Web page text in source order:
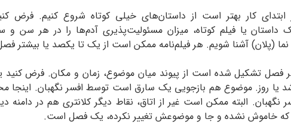
ابتدای کار بهتر است از داستان‌های خیلی کوتاه شروع کنیم. فرض
یا فیلم کوتاه، میزان مسئولیت‌پذیری آدم‌ها را در هر سن و
آشنا شویم. هر فیلم‌نامه ممکن است از یک تا یکصد یا بیشتر فصل، و هر فصل از یک تا
تشکیل شده است از پیوند میان موضوع، زمان و مکان. فرض کنید
یا روز. موضوع هم بازجویی یک سارق است توسط افسر نگهبان. اینجا
نگهبان. البته ممکن است غیر از اتاق، نقاط دیگر کلانتری هم در
که خاموش نشده و جا و موضوعش تغییر نکرده، یک فصل است.